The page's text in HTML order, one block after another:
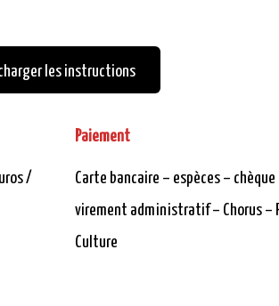
les instructions
/
Paiement
Carte bancaire – espèces – chèque
virement administratif – Chorus –
Culture